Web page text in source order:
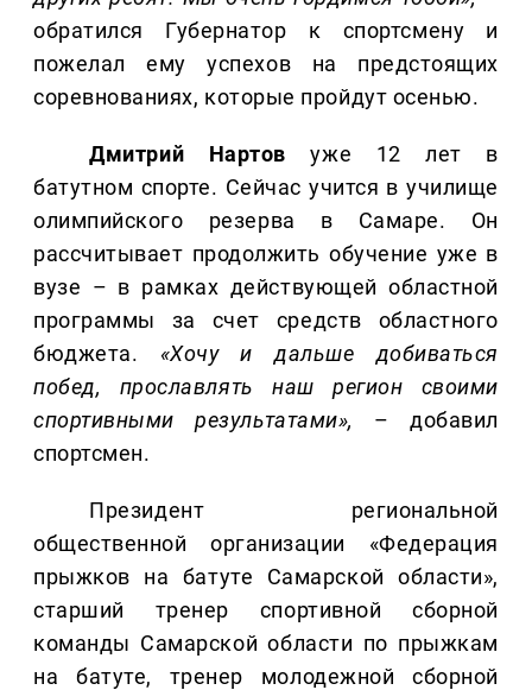
обратился Губернатор к спортсмену и
пожелал ему успехов на предстоящих
соревнованиях, которые пройдут осенью.
Дмитрий Нартов уже 12 лет в
батутном спорте. Сейчас учится в училище
олимпийского резерва в Самаре. Он
рассчитывает продолжить обучение уже в
вузе – в рамках действующей областной
программы за счет средств областного
бюджета. «Хочу и дальше добиваться
побед, прославлять наш регион своими
спортивными результатами»,
– добавил
спортсмен.
Президент региональной
общественной организации «Федерация
прыжков на батуте Самарской области»,
старший тренер спортивной сборной
команды Самарской области по прыжкам
на батуте, тренер молодежной сборной